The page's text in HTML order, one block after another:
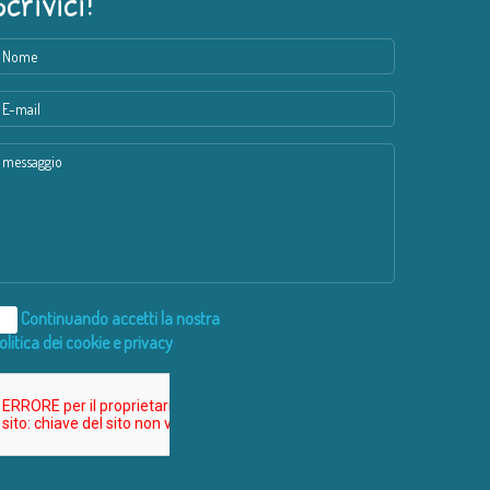
Continuando accetti la nostra
dei cookie e privacy